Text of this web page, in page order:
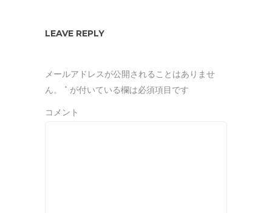
LEAVE REPLY
メールアドレスが公開されることはありませ
ん。
* が付いている欄は必須項目です
コメント